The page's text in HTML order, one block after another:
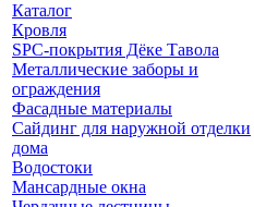
Каталог
Кровля
SPC-покрытия Дёке Тавола
Металлические заборы и
ограждения
Фасадные материалы
Сайдинг для наружной отделки
дома
Водостоки
Мансардные окна